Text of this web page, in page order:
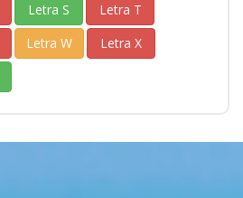
Letra S
Letra T
Letra W
Letra X